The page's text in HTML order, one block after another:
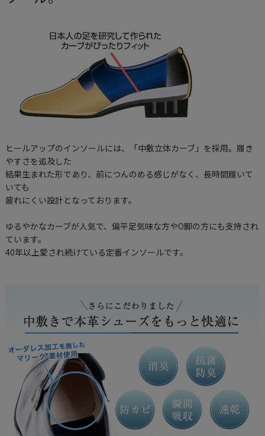
ヒールアップのインソールには、「中敷立体カーブ」を採用。履き
やすさを追及した
結果生まれた形であり、前につんのめる感じがなく、長時間履いて
いても
疲れにくい設計となっております。
ゆるやかなカーブが人気で、偏平足気味な方やO脚の方にも支持され
ています。
40年以上愛され続けている定番インソールです。